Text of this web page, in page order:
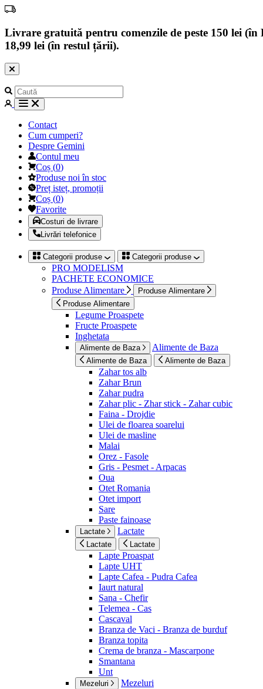
Livrare gratuită pentru comenzile de peste 150 lei
18,99 lei (în restul țării).
Contact
Cum cumperi?
Despre Gemini
Contul meu
Coș (0)
Produse noi în stoc
Preț isteț, promoții
Coș (0)
Favorite
Costuri de livrare
Livrări telefonice
Categorii produse Categorii produse
PRO MODELISM
PACHETE ECONOMICE
Produse Alimentare
Produse Alimentare
Produse Alimentare
Legume Proaspete
Fructe Proaspete
Inghetata
Alimente de Baza Alimente de Baza
Alimente de Baza Alimente de Baza
Zahar tos alb
Zahar Brun
Zahar pudra
Zahar plic - Zhar stick - Zahar cubic
Faina - Drojdie
Ulei de floarea soarelui
Ulei de masline
Malai
Orez - Fasole
Gris - Pesmet - Arpacas
Oua
Otet Romania
Otet import
Sare
Paste fainoase
Lactate Lactate
Lactate Lactate
Lapte Proaspat
Lapte UHT
Lapte Cafea - Pudra Cafea
Iaurt natural
Sana - Chefir
Telemea - Cas
Cascaval
Branza de Vaci - Branza de burduf
Branza topita
Crema de branza - Mascarpone
Smantana
Unt
Mezeluri Mezeluri